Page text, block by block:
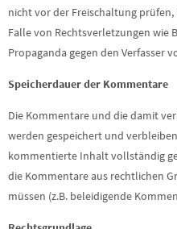
nicht vor der Freischaltung
Falle von Rechtsverletzungen wie
Propaganda gegen den Verfasser
Speicherdauer der Kommentare
Die Kommentare und die damit
werden gespeichert und
kommentierte Inhalt vollständig
die Kommentare aus rechtlichen
müssen (z.B. beleidigende